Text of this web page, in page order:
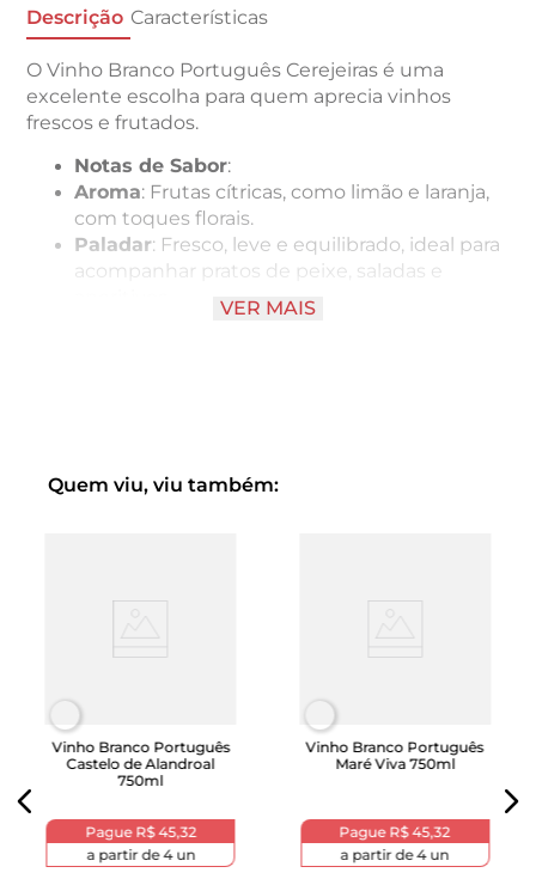
Descrição Características
O Vinho Branco Português Cerejeiras é uma
excelente escolha para quem aprecia vinhos
frescos e frutados.
Notas de Sabor:
Aroma: Frutas cítricas, como limão e laranja,
com toques florais.
Paladar: Fresco, leve e equilibrado, ideal para
acompanhar pratos de peixe, saladas e
VER MAIS
Quem viu, viu também:
Vinho Branco Português
Castelo de Alandroal
750ml
Pague R$ 45,32
a partir de4un
Vinho Branco Português
Maré Viva 750ml
Pague R$ 45,32
a partir de4un